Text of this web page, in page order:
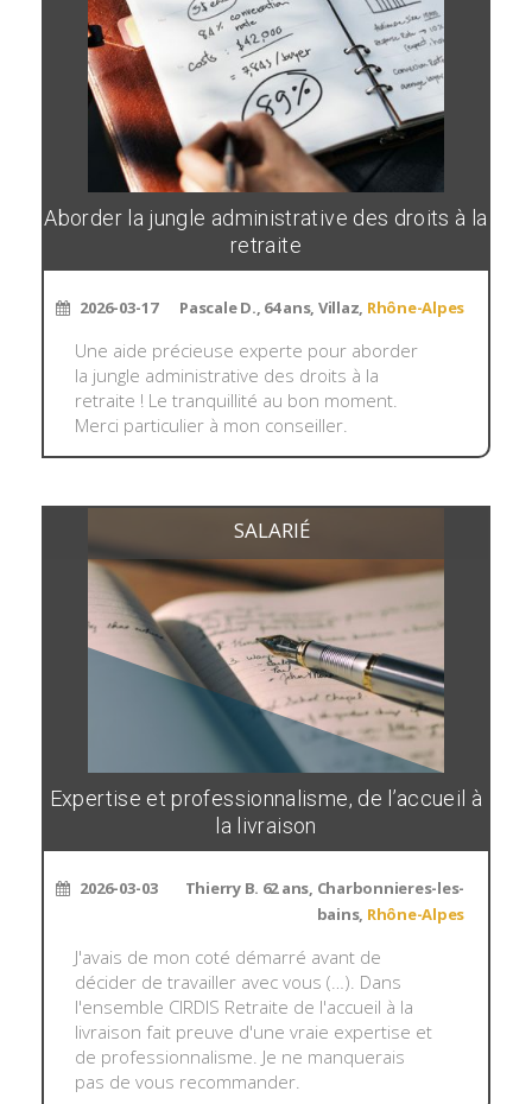
Aborder la jungle administrative des droits à la
retraite
2026-03-17 Pascale D., 64 ans, Villaz, Rhône-Alpes
Une aide précieuse experte pour aborder
la jungle administrative des droits à la
retraite ! Le tranquillité au bon moment.
Merci particulier à mon conseiller.
SALARIÉ
Expertise et professionnalisme, de l’accueil à
la livraison
2026-03-03
Thierry B. 62 ans, Charbonnieres-les-
bains, Rhône-Alpes
J'avais de mon coté démarré avant de
décider de travailler avec vous (…). Dans
l'ensemble CIRDIS Retraite de l'accueil à la
livraison fait preuve d'une vraie expertise et
de professionnalisme. Je ne manquerais
pas de vous recommander.